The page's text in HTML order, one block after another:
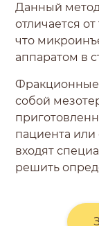
Данный
отличается
что
аппаратом в
собой
пациента или
входят
решить